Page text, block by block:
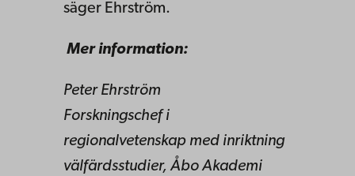
säger Ehrström.
Mer information:
Peter Ehrström
Forskningschef i
regionalvetenskap med inriktning
välfärdsstudier, Åbo Akademi